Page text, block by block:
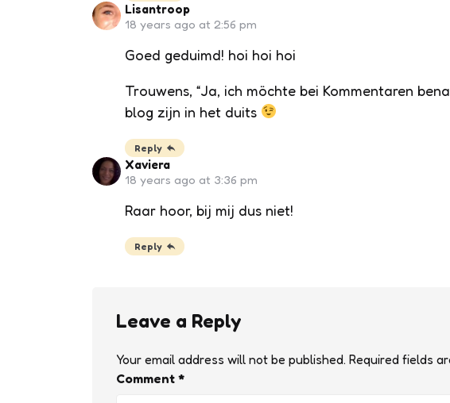
Lisantroop
18 years ago at 2:56 pm
Goed geduimd! hoi hoi hoi
Trouwens, “Ja, ich möchte bei Kommentaren
blog zijn in het duits
Reply
Xaviera
18 years ago at 3:36 pm
Raar hoor, bij mij dus niet!
Reply
Leave a Reply
Your email address will not be published. Required fields
Comment *